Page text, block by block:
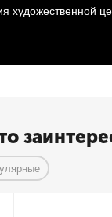
художественной